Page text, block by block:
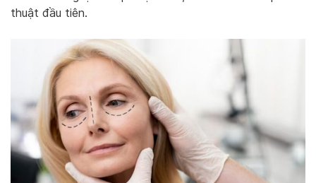
thuật đầu tiên.